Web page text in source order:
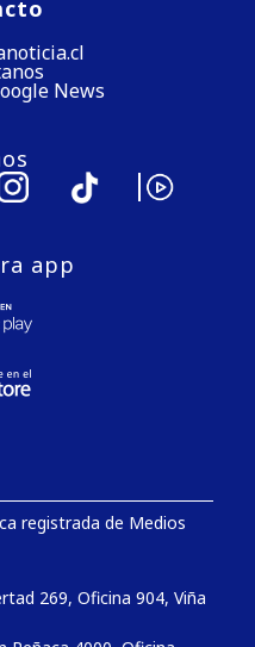
News
app
registrada de Medios
269, Oficina 904, Viña